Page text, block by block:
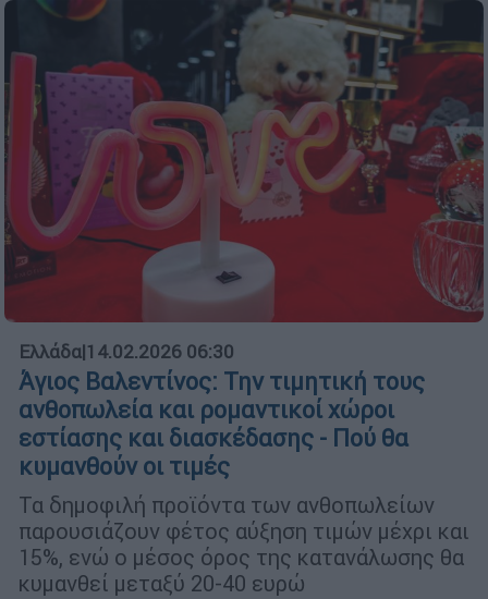
Ελλάδα|14.02.2026 06:30
Άγιος Βαλεντίνος: Την τιμητική τους
ανθοπωλεία και ρομαντικοί χώροι
εστίασης και διασκέδασης - Πού θα
κυμανθούν οι τιμές
Τα δημοφιλή προϊόντα των ανθοπωλείων
παρουσιάζουν φέτος αύξηση τιμών μέχρι και
15%, ενώ ο μέσος όρος της κατανάλωσης θα
κυμανθεί μεταξύ 20-40 ευρώ